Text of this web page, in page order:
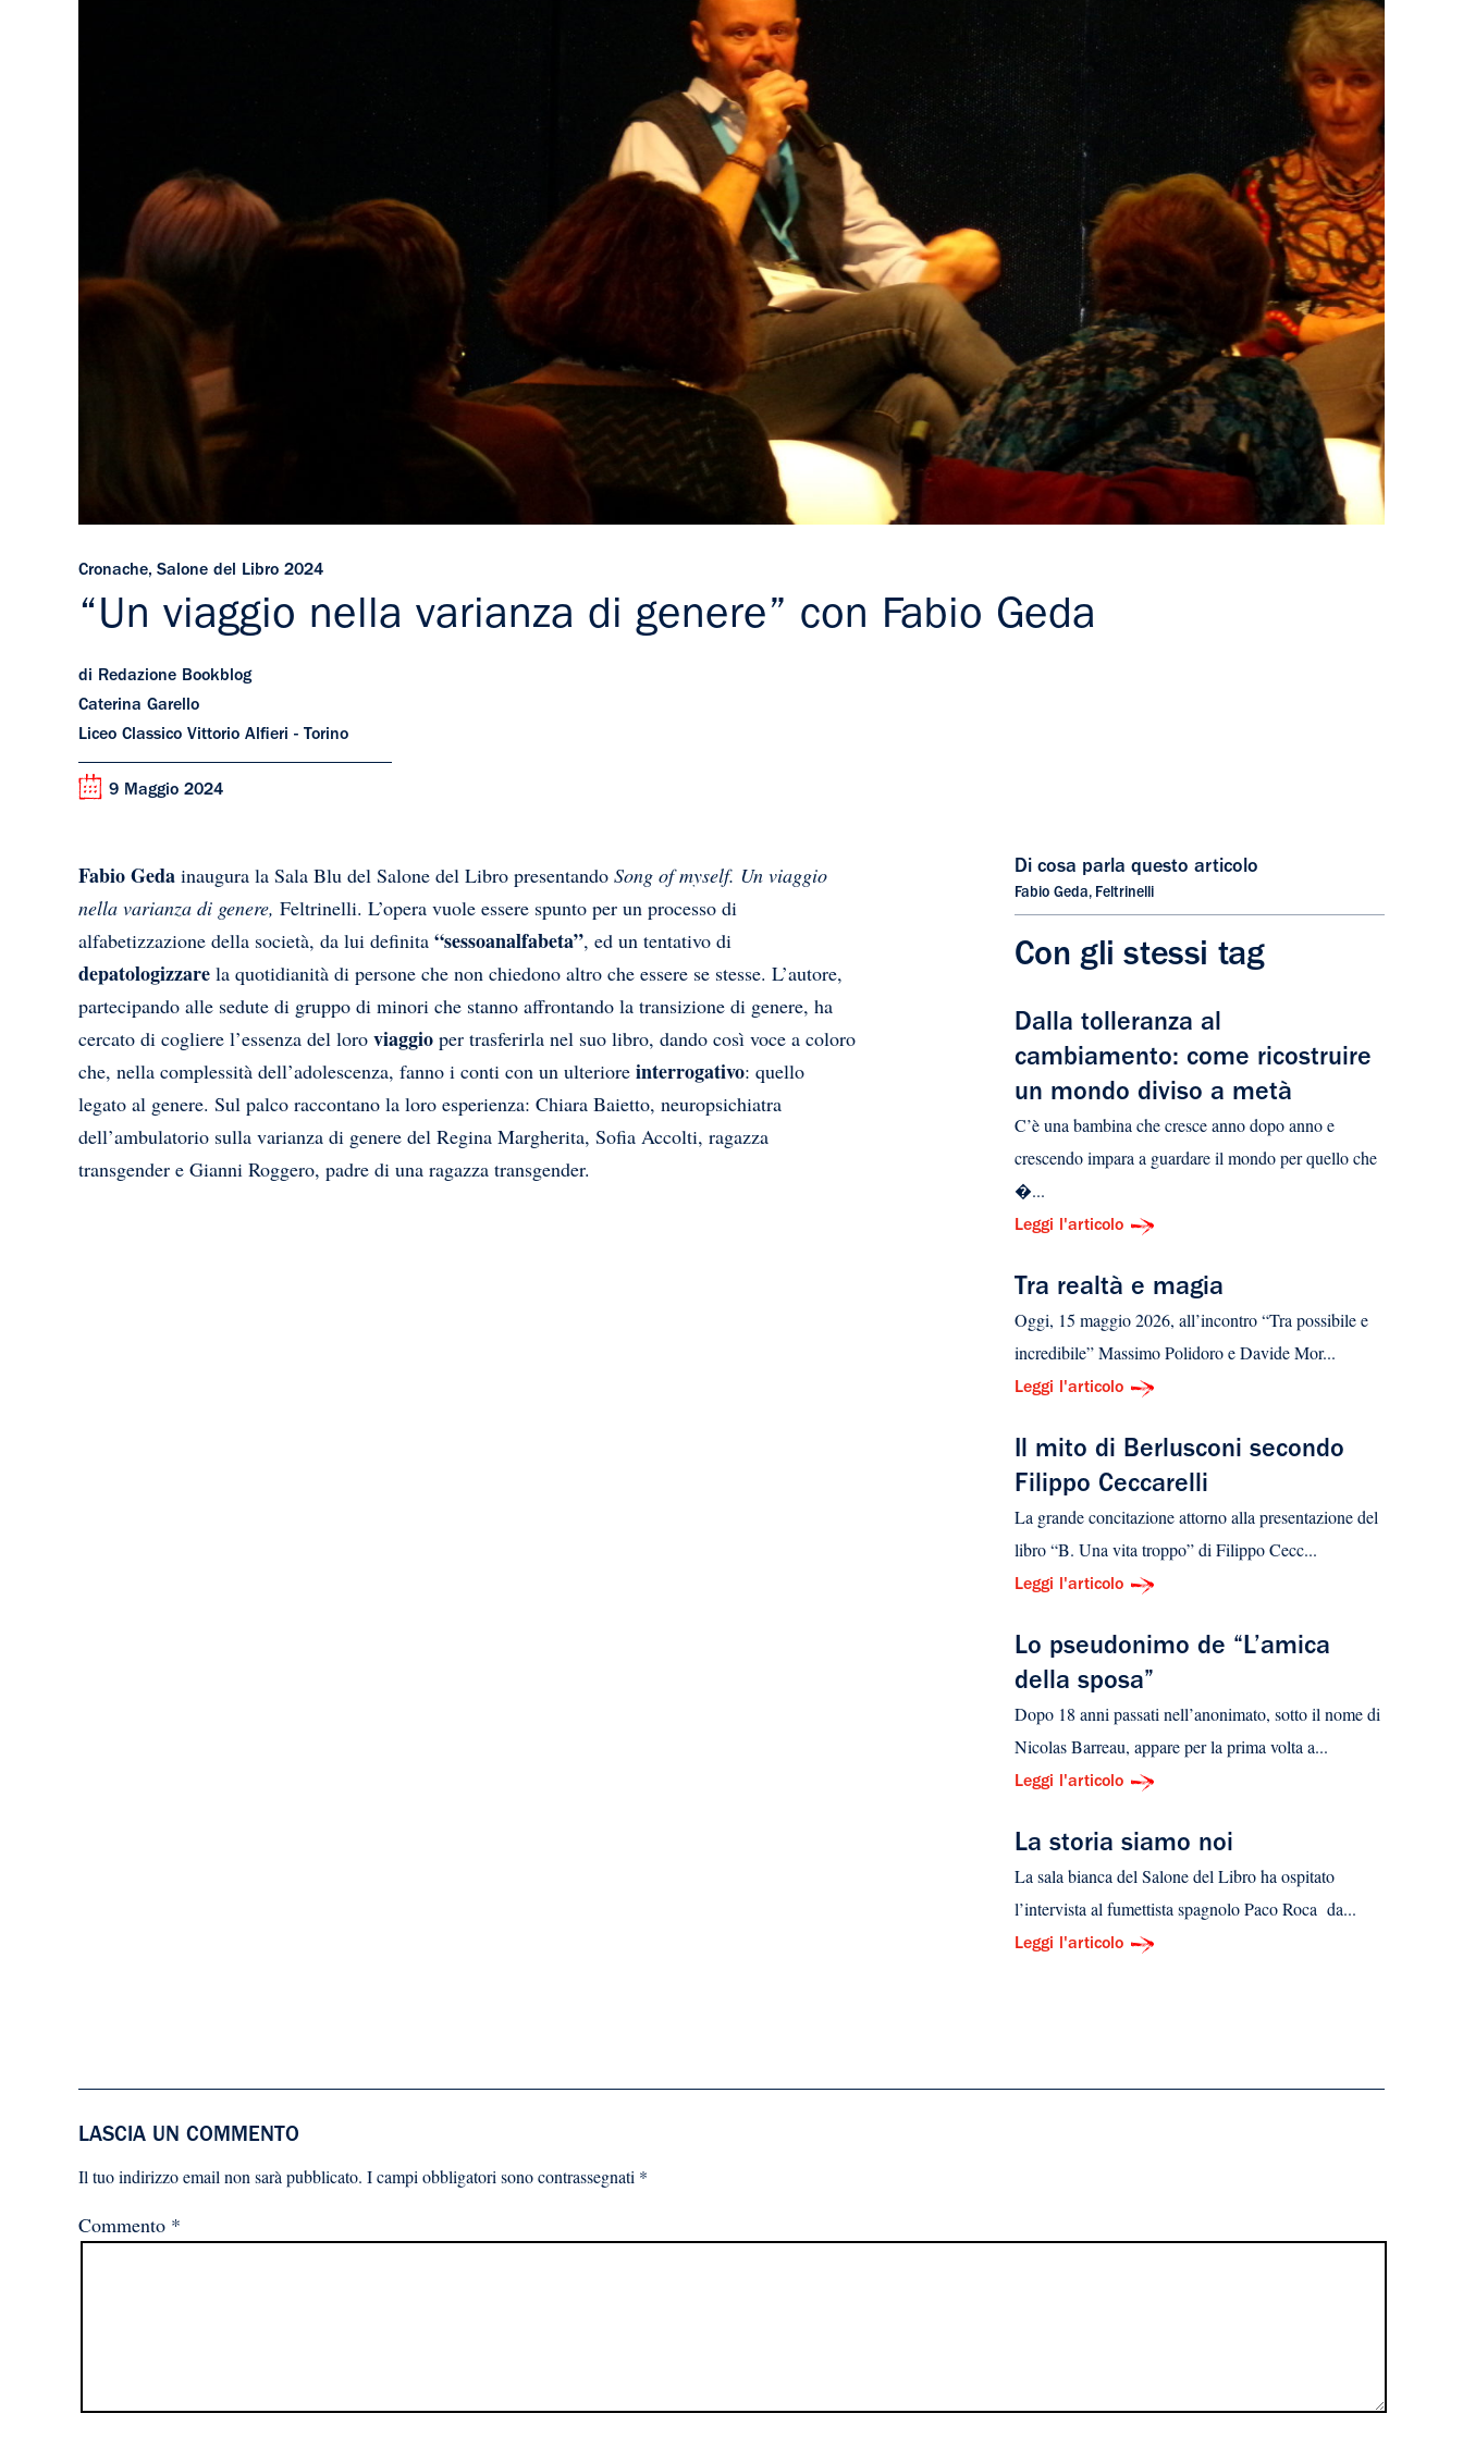
Cronache, Salone del Libro 2024
“Un viaggio nella varianza di genere” con Fabio Geda
di Redazione Bookblog
Caterina Garello
Liceo Classico Vittorio Alfieri - Torino
9 Maggio 2024
Fabio Geda inaugura la Sala Blu del Salone del Libro presentando Song of myself. Un viaggio
nella varianza di genere, Feltrinelli. L’opera vuole essere spunto per un processo di
alfabetizzazione della società, da lui definita “sessoanalfabeta”, ed un tentativo di
depatologizzare la quotidianità di persone che non chiedono altro che essere se stesse. L’autore,
partecipando alle sedute di gruppo di minori che stanno affrontando la transizione di genere, ha
cercato di cogliere l’essenza del loro viaggio per trasferirla nel suo libro, dando così voce a coloro
che, nella complessità dell’adolescenza, fanno i conti con un ulteriore interrogativo: quello
legato al genere. Sul palco raccontano la loro esperienza: Chiara Baietto, neuropsichiatra
dell’ambulatorio sulla varianza di genere del Regina Margherita, Sofia Accolti, ragazza
transgender e Gianni Roggero, padre di una ragazza transgender.
Di cosa parla questo articolo
Fabio Geda, Feltrinelli
Con gli stessi tag
Dalla tolleranza al
cambiamento: come ricostruire
un mondo diviso a metà
C’è una bambina che cresce anno dopo anno e
crescendo impara a guardare il mondo per quello che
�...
Leggi l'articolo
Tra realtà e magia
Oggi, 15 maggio 2026, all’incontro “Tra possibile e
incredibile” Massimo Polidoro e Davide Mor...
Leggi l'articolo
Il mito di Berlusconi secondo
Filippo Ceccarelli
La grande concitazione attorno alla presentazione del
libro “B. Una vita troppo” di Filippo Cecc...
Leggi l'articolo
Lo pseudonimo de “L’amica
della sposa”
Dopo 18 anni passati nell’anonimato, sotto il nome di
Nicolas Barreau, appare per la prima volta a...
Leggi l'articolo
La storia siamo noi
La sala bianca del Salone del Libro ha ospitato
l’intervista al fumettista spagnolo Paco Roca da...
Leggi l'articolo
LASCIA UN COMMENTO
Il tuo indirizzo email non sarà pubblicato. I campi obbligatori sono contrassegnati *
Commento *